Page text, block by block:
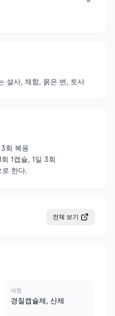
설사, 체함, 묽은 변, 토사
회 복용
1캡슐, 1일 3회
한다.
전체 보기
제형
경질캡슐제, 산제